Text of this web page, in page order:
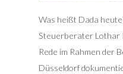
Was heißt Dada
Steuerberater Lothar
Rede im Rahmen der
Düsseldorf